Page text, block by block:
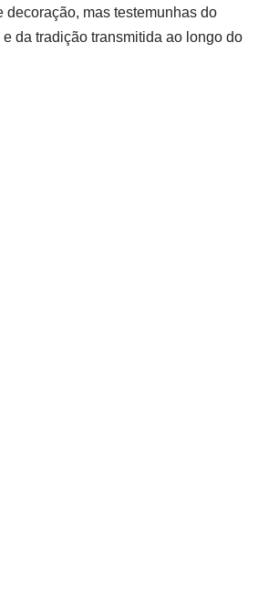
decoração, mas testemunhas do
da tradição transmitida ao longo do